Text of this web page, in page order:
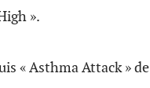
».
« Asthma Attack » de